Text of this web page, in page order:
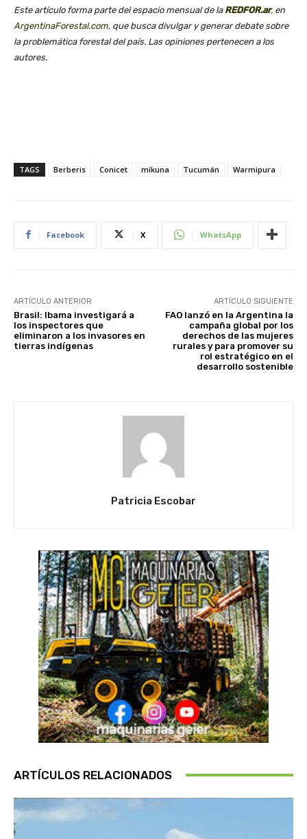
Este artículo forma parte del espacio mensual de laREDFOR.ar, en
ArgentinaForestal.com, que busca divulgar y generar debate sobre
la problemática forestal del país. Las opiniones pertenecen a los
autores.
TAGS Berberis Conicet mikuna Tucumán Warmipura
Facebook X WhatsApp
ARTÍCULO ANTERIOR
Brasil: Ibama investigará a
los inspectores que
eliminaron a los invasores en
tierras indígenas
ARTÍCULO SIGUIENTE
FAO lanzó en la Argentina la
campaña global por los
derechos de las mujeres
rurales y para promover su
rol estratégico en el
desarrollo sostenible
Patricia Escobar
ARTÍCULOS RELACIONADOS